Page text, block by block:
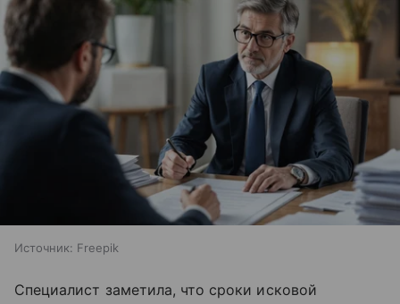
Источник: Freepik
Специалист заметила, что сроки исковой